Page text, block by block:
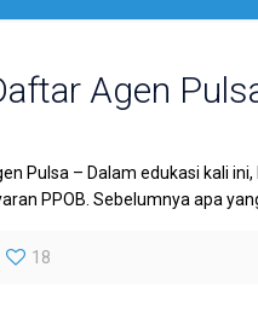
Agen
Pulsa – Dalam edukasi kali
PPOB. Sebelumnya apa
18